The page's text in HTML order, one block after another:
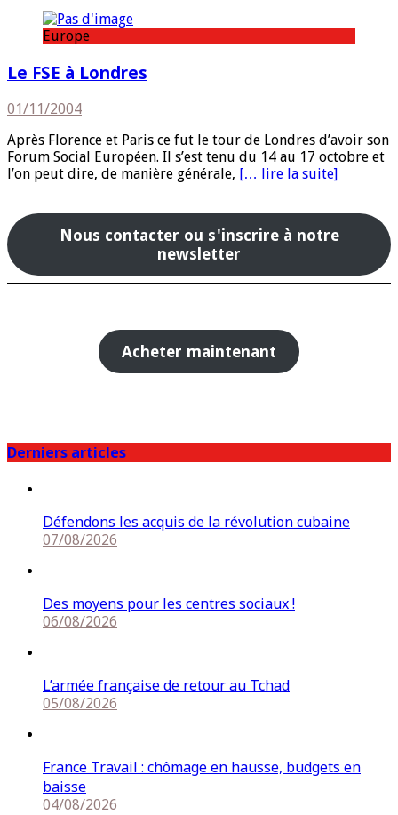
Europe
Le FSE à Londres
01/11/2004
Après Florence et Paris ce fut le tour de Londres d’avoir son
Forum Social Européen. Il s’est tenu du 14 au 17 octobre et
l’on peut dire, de manière générale, [… lire la suite]
Nous contacter ou s'inscrire à notre
newsletter
Acheter maintenant
Derniers articles
Défendons les acquis de la révolution cubaine
07/08/2026
Des moyens pour les centres sociaux !
06/08/2026
L’armée française de retour au Tchad
05/08/2026
France Travail : chômage en hausse, budgets en
baisse
04/08/2026